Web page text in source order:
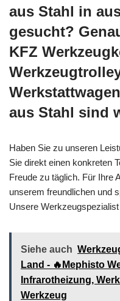
aus Stahl in
gesucht?
KFZ
aus Stahl sind
Haben Sie zu unseren
Sie direkt einen konkreten
Freude zu täglich. Für Ihre
unserem freundlichen und
Unsere
Siehe auch
Land - 🔥Mephisto
Infrarotheizung,
Werkzeug